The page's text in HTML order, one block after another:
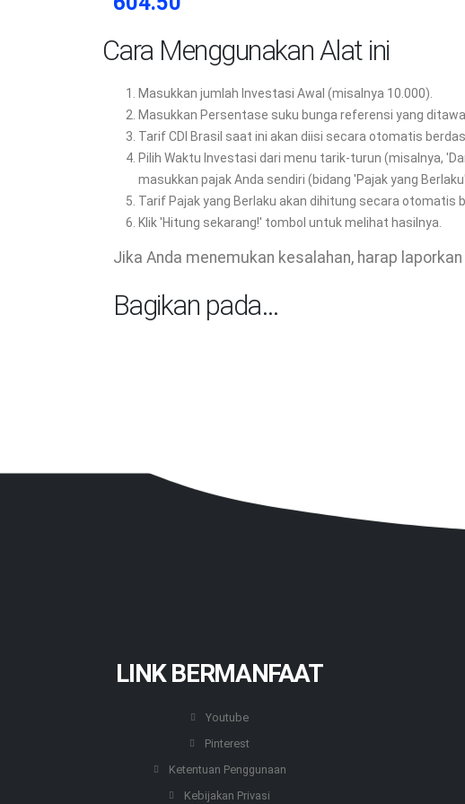
Cara Menggunakan Alat ini
Masukkan jumlah Investasi Awal (misalnya 10.000).
Masukkan Persentase suku bunga referensi yang
Tarif CDI Brasil saat ini akan diisi secara otomatis
Pilih Waktu Investasi dari menu tarik-turun (misalnya,
masukkan pajak Anda sendiri (bidang 'Pajak yang
Tarif Pajak yang Berlaku akan dihitung secara otomatis
Klik 'Hitung sekarang!' tombol untuk melihat hasilnya.
Jika Anda menemukan kesalahan, harap
Bagikan pada…
LINK BERMANFAAT
Youtube
Pinterest
Ketentuan Penggunaan
Kebijakan Privasi